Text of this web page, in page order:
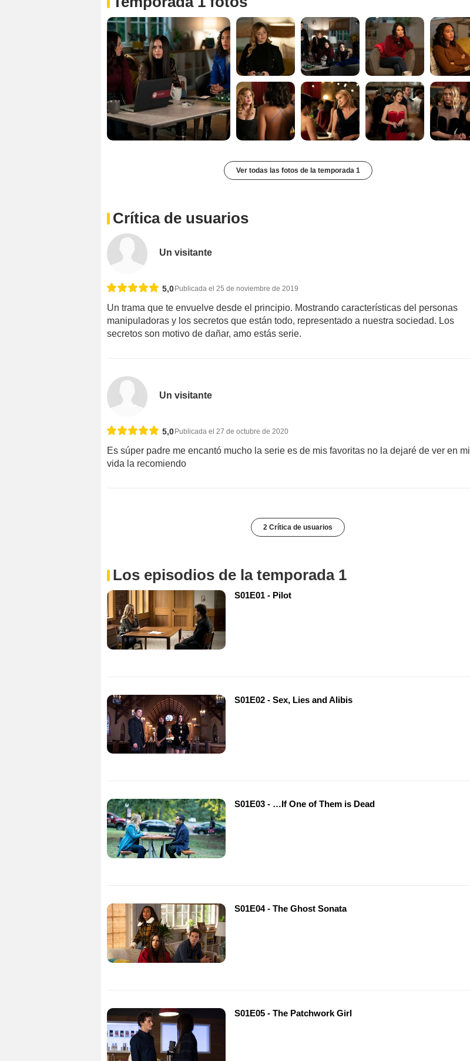
Ver todas las fotos de la temporada 1
Crítica de usuarios
Un visitante
5,0Publicada el 25 de noviembre de 2019
Un trama que te envuelve desde el principio. Mostrando características del personas
manipuladoras y los secretos que están todo, representado a nuestra sociedad. Los
secretos son motivo de dañar, amo estás serie.
Un visitante
5,0Publicada el 27 de octubre de 2020
Es súper padre me encantó mucho la serie es de mis favoritas no la dejaré de ver en mi
vida la recomiendo
2 Crítica de usuarios
Los episodios de la temporada 1
S01E01 - Pilot
S01E02 - Sex, Lies and Alibis
S01E03 - …If One of Them is Dead
S01E04 - The Ghost Sonata
S01E05 - The Patchwork Girl